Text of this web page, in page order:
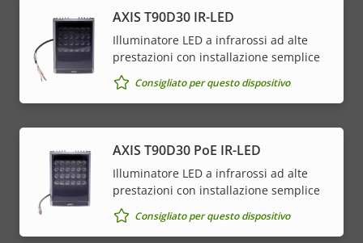
AXIS T90D30 IR-LED
Illuminatore LED a infrarossi ad alte
prestazioni con installazione semplice
Consigliato per questo dispositivo
AXIS T90D30 PoE IR-LED
Illuminatore LED a infrarossi ad alte
prestazioni con installazione semplice
Consigliato per questo dispositivo